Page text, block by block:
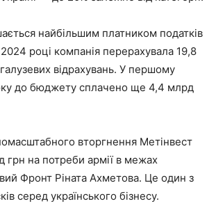
найбільшим платником податків
році компанія перерахувала 19,8
відрахувань. У першому
до бюджету сплачено ще 4,4 млрд
вторгнення Метінвест
грн на потреби армії в межах
Фронт Ріната Ахметова. Це один з
серед українського бізнесу.